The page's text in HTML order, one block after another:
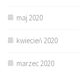
maj 2020
kwiecień 2020
marzec 2020